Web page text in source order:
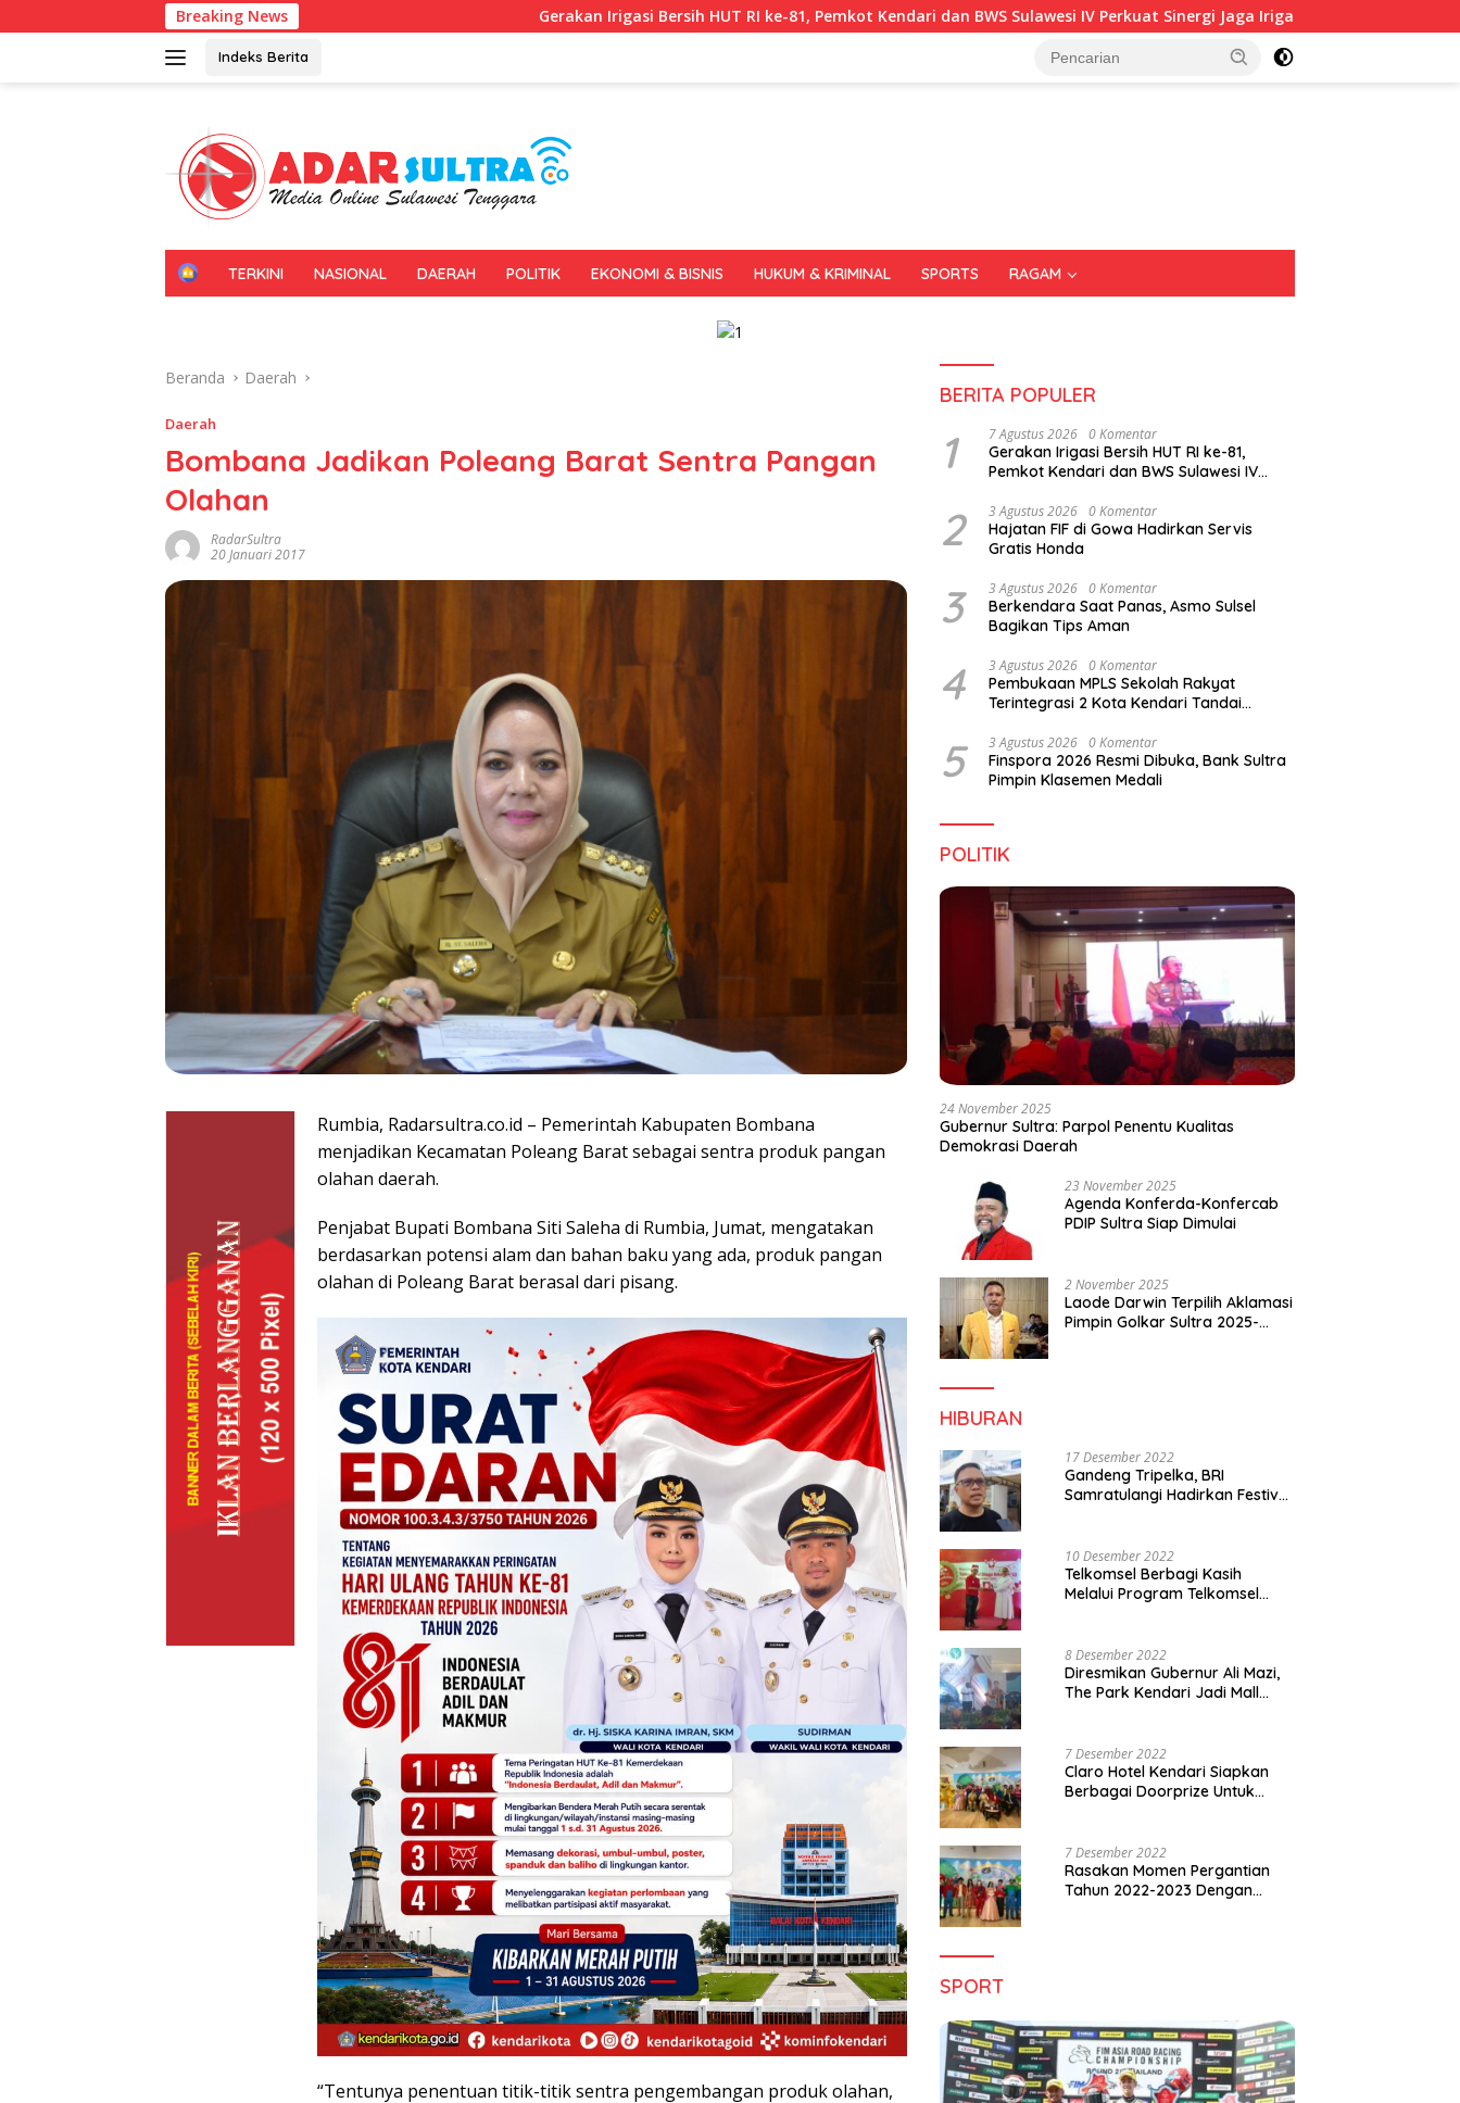
ke
Breaking News Gerakan Irigasi Bersih HUT RI ke-81, Pemkot Kendari dan BWS Sulawesi IV Perkuat Sinergi Jaga Irigasi Amohalo Kadin Sultra Gandeng
Indeks Berita
H
TERKINI NASIONAL DAERAH POLITIK EKONOMI & BISNIS HUKUM & KRIMINAL SPORTS RAGAM
Beranda Daerah
Daerah
Bombana Jadikan Poleang Barat Sentra Pangan
Olahan
RadarSultra
20 Januari 2017
Rumbia, Radarsultra.co.id – Pemerintah Kabupaten Bombana
menjadikan Kecamatan Poleang Barat sebagai sentra produk pangan
olahan daerah.
Penjabat Bupati Bombana Siti Saleha di Rumbia, Jumat, mengatakan
berdasarkan potensi alam dan bahan baku yang ada, produk pangan
olahan di Poleang Barat berasal dari pisang.
“Tentunya penentuan titik-titik sentra pengembangan produk olahan,
BERITA POPULER
1 7 Agustus 2026 0 Komentar
Gerakan Irigasi Bersih HUT RI ke-81,
Pemkot Kendari dan BWS Sulawesi IV
2 3 Agustus 2026 0 Komentar
Hajatan FIF di Gowa Hadirkan Servis
Gratis Honda
3 3 Agustus 2026 0 Komentar
Berkendara Saat Panas, Asmo Sulsel
Bagikan Tips Aman
4 3 Agustus 2026 0 Komentar
Pembukaan MPLS Sekolah Rakyat
Terintegrasi 2 Kota Kendari Tandai
5 3 Agustus 2026 0 Komentar
Finspora 2026 Resmi Dibuka, Bank Sultra
Pimpin Klasemen Medali
POLITIK
24 November 2025
Gubernur Sultra: Parpol Penentu Kualitas
Demokrasi Daerah
23 November 2025
Agenda Konferda-Konfercab
PDIP Sultra Siap Dimulai
2 November 2025
Laode Darwin Terpilih Aklamasi
Pimpin Golkar Sultra 2025-
HIBURAN
17 Desember 2022
Gandeng Tripelka, BRI
Samratulangi Hadirkan Festival
10 Desember 2022
Telkomsel Berbagi Kasih
Melalui Program Telkomsel
8 Desember 2022
Diresmikan Gubernur Ali Mazi,
The Park Kendari Jadi Mall
7 Desember 2022
Claro Hotel Kendari Siapkan
Berbagai Doorprize Untuk
7 Desember 2022
Rasakan Momen Pergantian
Tahun 2022-2023 Dengan
SPORT